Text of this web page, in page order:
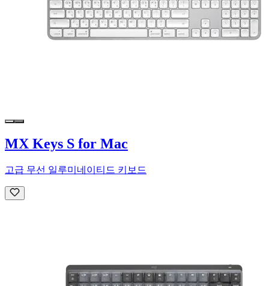
MX Keys S for Mac
고급 무선 일루미네이티드 키보드